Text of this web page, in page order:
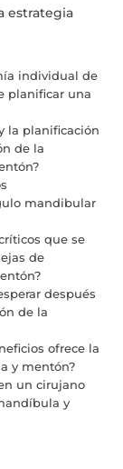
estrategia
individual de
planificar una
la planificación
de la
mandibular
que se
de
después
de la
ofrece la
y mentón?
un cirujano
y